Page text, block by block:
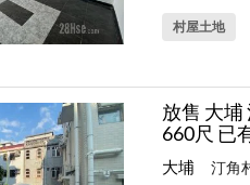
村屋土地
放售 大
660尺 已
大埔 汀角